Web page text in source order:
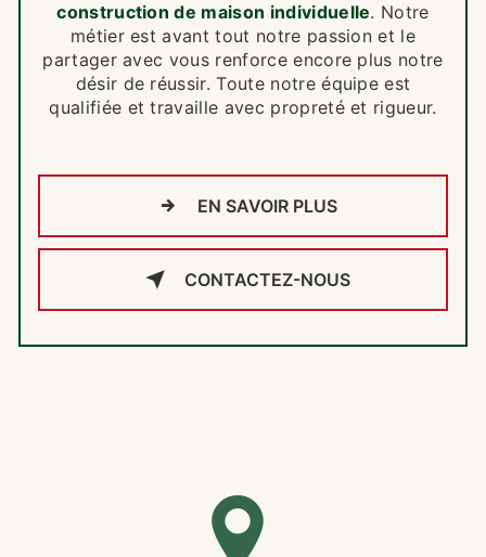
construction de maison individuelle. Notre
métier est avant tout notre passion et le
partager avec vous renforce encore plus notre
désir de réussir. Toute notre équipe est
qualifiée et travaille avec propreté et rigueur.
EN SAVOIR PLUS
CONTACTEZ-NOUS